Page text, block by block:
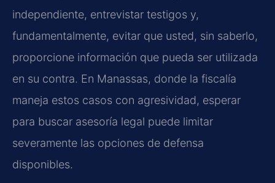
independiente, entrevistar testigos y,
fundamentalmente, evitar que usted, sin saberlo,
proporcione información que pueda ser utilizada
en su contra. En Manassas, donde la fiscalía
maneja estos casos con agresividad, esperar
para buscar asesoría legal puede limitar
severamente las opciones de defensa
disponibles.